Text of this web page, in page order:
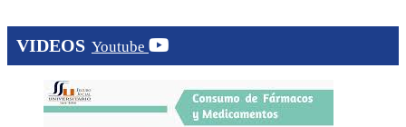
VIDEOS Youtube